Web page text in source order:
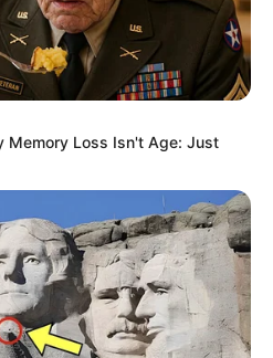
Memory Loss Isn't Age: Just